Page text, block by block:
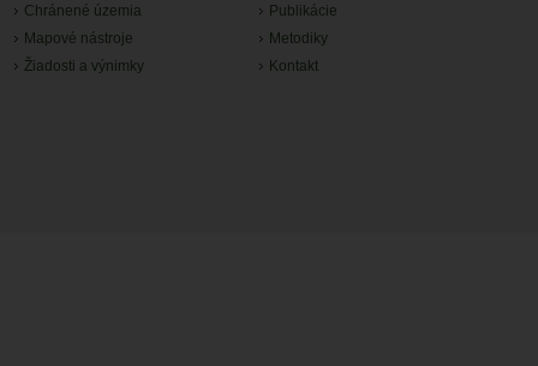
Chránené územia
Mapové nástroje
Žiadosti a výnimky
Publikácie
Metodiky
Kontakt